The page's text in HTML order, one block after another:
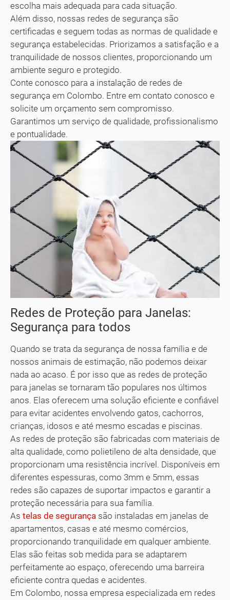
escolha mais adequada para cada situação.
Além disso, nossas redes de segurança são
certificadas e seguem todas as normas de qualidade e
segurança estabelecidas. Priorizamos a satisfação e a
tranquilidade de nossos clientes, proporcionando um
ambiente seguro e protegido.
Conte conosco para a instalação de redes de
segurança em Colombo. Entre em contato conosco e
solicite um orçamento sem compromisso.
Garantimos um serviço de qualidade, profissionalismo
e pontualidade.
Redes de Proteção para Janelas:
Segurança para todos
Quando se trata da segurança de nossa família e de
nossos animais de estimação, não podemos deixar
nada ao acaso. É por isso que as redes de proteção
para janelas se tornaram tão populares nos últimos
anos. Elas oferecem uma solução eficiente e confiável
para evitar acidentes envolvendo gatos, cachorros,
crianças, idosos e até mesmo escadas e piscinas.
As redes de proteção são fabricadas com materiais de
alta qualidade, como polietileno de alta densidade, que
proporcionam uma resistência incrível. Disponíveis em
diferentes espessuras, como 3mm e 5mm, essas
redes são capazes de suportar impactos e garantir a
proteção necessária para sua família.
As telas de segurança são instaladas em janelas de
apartamentos, casas e até mesmo comércios,
proporcionando tranquilidade em qualquer ambiente.
Elas são feitas sob medida para se adaptarem
perfeitamente ao espaço, oferecendo uma barreira
eficiente contra quedas e acidentes.
Em Colombo, nossa empresa especializada em redes